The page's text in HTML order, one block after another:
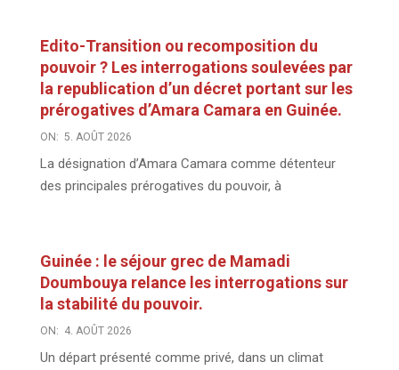
Edito-Transition ou recomposition du
pouvoir ? Les interrogations soulevées par
la republication d’un décret portant sur les
prérogatives d’Amara Camara en Guinée.
ON: 5. AOÛT 2026
La désignation d’Amara Camara comme détenteur
des principales prérogatives du pouvoir, à
Guinée : le séjour grec de Mamadi
Doumbouya relance les interrogations sur
la stabilité du pouvoir.
ON: 4. AOÛT 2026
Un départ présenté comme privé, dans un climat